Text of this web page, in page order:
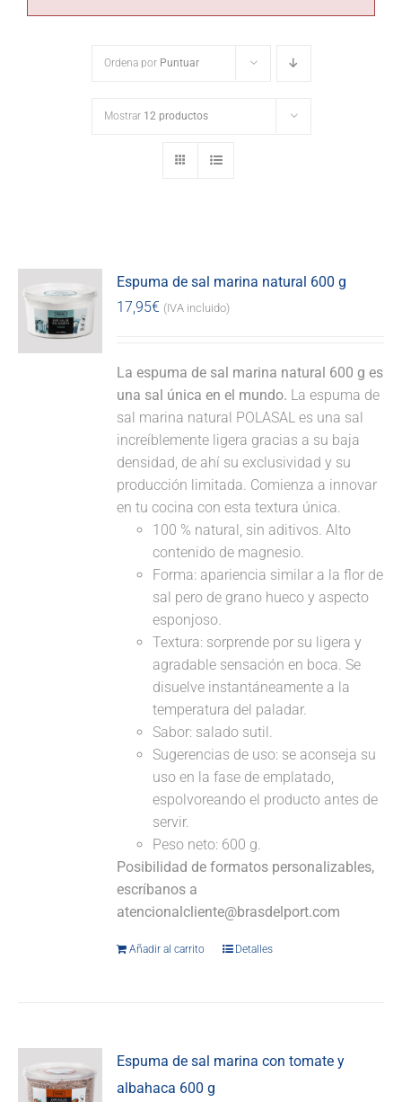
Ordena por Puntuar
Mostrar 12 productos
Espuma de sal marina natural 600 g
17,95€ (IVA incluido)
La espuma de sal marina natural 600 g es
una sal única en el mundo. La espuma de
sal marina natural POLASAL es una sal
increíblemente ligera gracias a su baja
densidad, de ahí su exclusividad y su
producción limitada. Comienza a innovar
en tu cocina con esta textura única.
100 % natural, sin aditivos. Alto
contenido de magnesio.
Forma: apariencia similar a la flor de
sal pero de grano hueco y aspecto
esponjoso.
Textura: sorprende por su ligera y
agradable sensación en boca. Se
disuelve instantáneamente a la
temperatura del paladar.
Sabor: salado sutil.
Sugerencias de uso: se aconseja su
uso en la fase de emplatado,
espolvoreando el producto antes de
servir.
Peso neto: 600 g.
Posibilidad de formatos personalizables,
escríbanos a
atencionalcliente@brasdelport.com
Añadir al carrito Detalles
Espuma de sal marina con tomate y
albahaca 600 g